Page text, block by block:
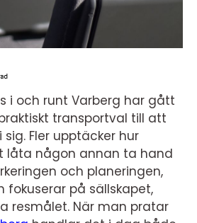
i och runt Varberg har gått
transportval till att
Fler upptäcker hur
låta någon annan ta hand
och planeringen,
fokuserar på sällskapet,
resmålet. När man pratar